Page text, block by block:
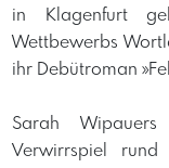
in Klagenfurt
Wettbewerbs
ihr Debütroman
Sarah
Verwirrspiel rund